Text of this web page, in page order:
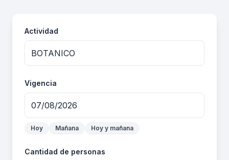
Actividad
Vigencia
Hoy Mañana Hoy y mañana
Cantidad de personas